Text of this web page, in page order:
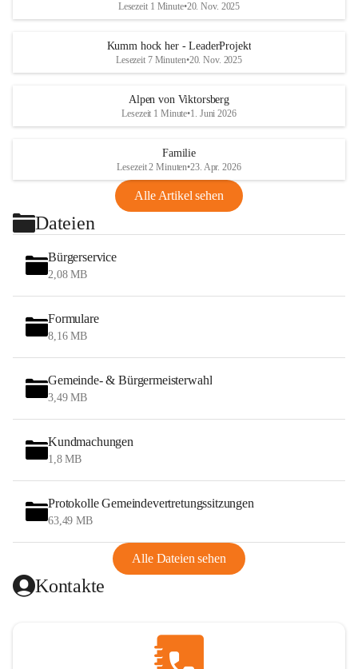
Lesezeit 1 Minute•20. Nov. 2025
Kumm hock her - LeaderProjekt
Lesezeit 7 Minuten•20. Nov. 2025
Alpen von Viktorsberg
Lesezeit 1 Minute•1. Juni 2026
Familie
Lesezeit 2 Minuten•23. Apr. 2026
Alle Artikel sehen
Dateien
Bürgerservice
2,08 MB
Formulare
8,16 MB
Gemeinde- & Bürgermeisterwahl
3,49 MB
Kundmachungen
1,8 MB
Protokolle Gemeindevertretungssitzungen
63,49 MB
Alle Dateien sehen
Kontakte